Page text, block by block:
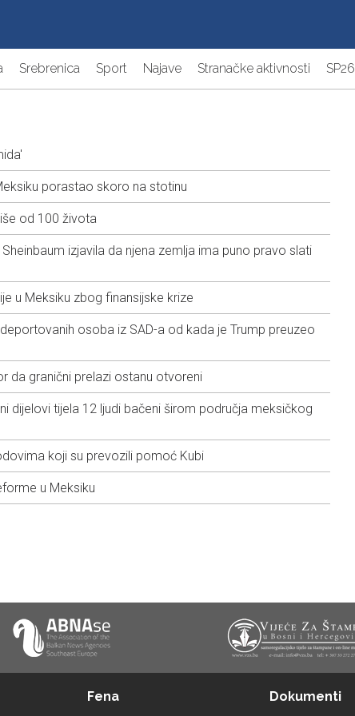
Srebrenica Sport Najave Stranačke aktivnosti SP26
porastao skoro na stotinu
od 100 života
izjavila da njena zemlja ima puno pravo slati
u Meksiku zbog finansijske krize
osoba iz SAD-a od kada je Trump preuzeo
da granični prelazi ostanu otvoreni
dijelovi tijela 12 ljudi bačeni širom područja meksičkog
koji su prevozili pomoć Kubi
u Meksiku
Fena Dokumenti